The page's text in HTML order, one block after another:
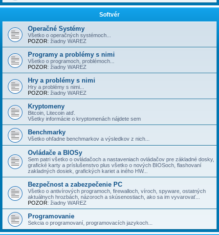
Softvér
Operačné Systémy
Všetko o operačných systémoch...
POZOR: žiadny WAREZ
Programy a problémy s nimi
Všetko o programoch, problémoch...
POZOR: žiadny WAREZ
Hry a problémy s nimi
Hry a problémy s nimi...
POZOR: žiadny WAREZ
Kryptomeny
Bitcoin, Litecoin atď.
Všetky informácie o kryptomenách nájdete sem
Benchmarky
Všetko ohľadne benchmarkov a výsledkov z nich...
Ovládače a BIOSy
Sem patri všetko o ovládačoch a nastaveniach ovládačov pre základné dosky,
grafické karty a príslušenstvo plus všetko o nových BIOSoch, flashovaní
zakladných dosiek, grafických kariet a iného HW...
Bezpečnost a zabezpečenie PC
Všetko o antivírových programoch, firewalloch, víroch, spyware, ostatných
aktuálnych hrozbách, názoroch a skúsenostiach, ako sa im vyvarovať...
POZOR: žiadny WAREZ
Programovanie
Sekcia o programovaní, programovacích jazykoch...